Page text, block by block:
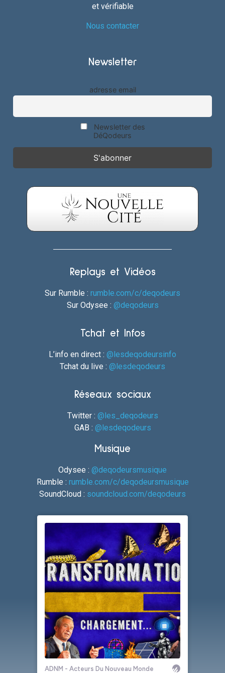
et vérifiable
Nous contacter
Newsletter
adresse email
Newsletter des
DéQodeurs
Replays et Vidéos
Sur Rumble : rumble.com/c/deqodeurs
Sur Odysee : @deqodeurs
Tchat et Infos
L’info en direct : @lesdeqodeursinfo
Tchat du live : @lesdeqodeurs
Réseaux sociaux
Twitter : @les_deqodeurs
GAB : @lesdeqodeurs
Musique
Odysee : @deqodeursmusique
Rumble : rumble.com/c/deqodeursmusique
SoundCloud : soundcloud.com/deqodeurs